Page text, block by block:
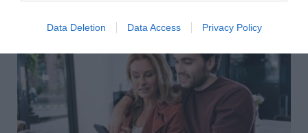
Data Deletion Data Access Privacy Policy